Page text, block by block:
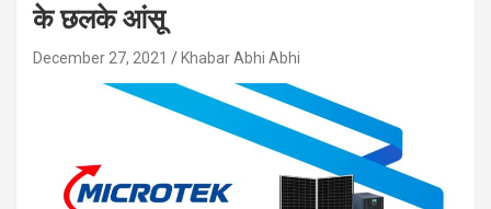
के छलके आंसू
December 27, 2021 Khabar Abhi Abhi